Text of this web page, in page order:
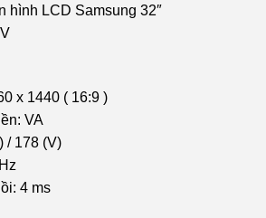
hình LCD Samsung 32″
x 1440 ( 16:9 )
VA
/ 178 (V)
4 ms